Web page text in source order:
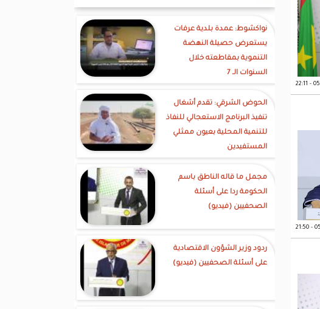
نواكشوط: عمدة بلدية عرفات
يستعرض حصيلة النهضة
التنموية بمقاطعته خلال
السنوات الـ 7
الحوض الشرقي: تقدم أشغال
تنفيذ البرنامج الاستعجالي للنفاذ
للتنمية المحلية بعيون ممثلي
المستفيدين
مجمل ما قاله الناطق باسم
الحكومة ردا على أسئلة
الصحفيين (فيديو)
ردود وزير الشؤون الاقتصادية
على أسئلة الصحفيين (فيديو)